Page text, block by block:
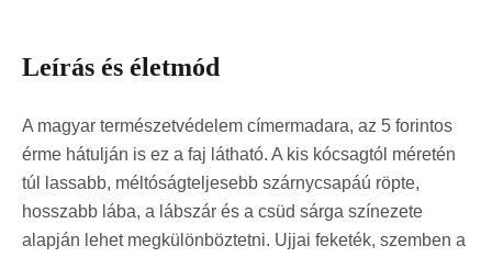
Leírás és életmód
A magyar természetvédelem címermadara, az 5 forintos
érme hátulján is ez a faj látható. A kis kócsagtól méretén
túl lassabb, méltóságteljesebb szárnycsapáú röpte,
hosszabb lába, a lábszár és a csüd sárga színezete
alapján lehet megkülönböztetni. Ujjai feketék, szemben a